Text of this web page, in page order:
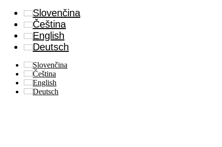
Slovenčina
Čeština
English
Deutsch
Slovenčina
Čeština
English
Deutsch